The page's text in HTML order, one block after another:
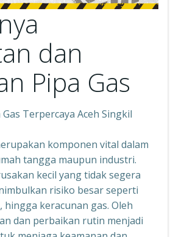
dan
Pipa Gas
Terpercaya Aceh Singkil
komponen vital dalam
tangga maupun industri.
kecil yang tidak segera
risiko besar seperti
hingga keracunan gas. Oleh
dan perbaikan rutin menjadi